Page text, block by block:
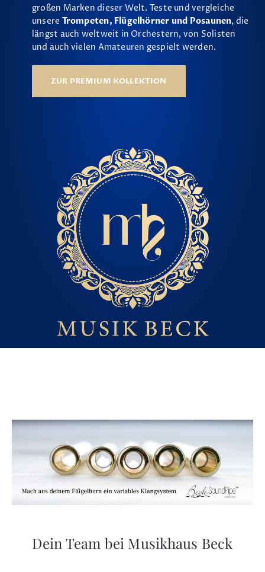
großen Marken dieser Welt. Teste und vergleiche
unsere Trompeten, Flügelhörner und Posaunen, die
längst auch weltweit in Orchestern, von Solisten
und auch vielen Amateuren gespielt werden.
ZUR PREMIUM KOLLEKTION
Dein Team bei Musikhaus Beck